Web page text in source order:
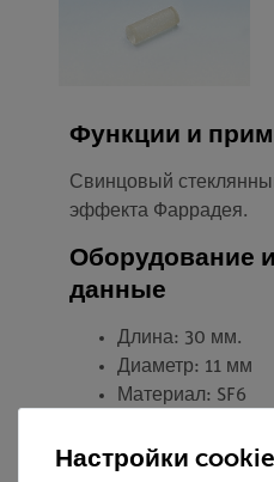
Функции и
Свинцовый
эффекта Фаррадея.
Оборудование
данные
Длина: 30 мм.
Диаметр: 11 мм
Материал: SF6
06495-00
Настройки cookie